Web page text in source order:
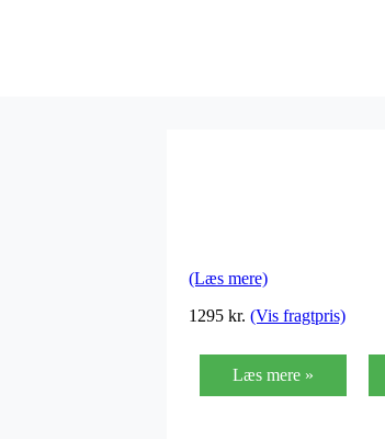
(Læs mere)
1295 kr. (Vis fragtpris)
Læs mere »